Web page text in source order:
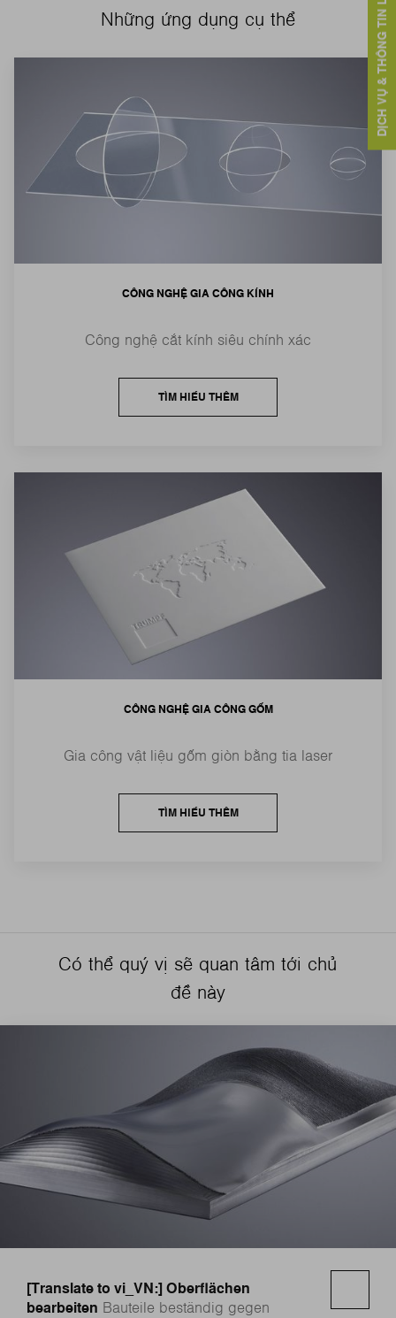
Những ứng dụng cụ thể
CÔNG NGHỆ GIA CÔNG KÍNH
Công nghệ cắt kính siêu chính xác
TÌM HIỂU THÊM
CÔNG NGHỆ GIA CÔNG GỐM
Gia công vật liệu gốm giòn bằng tia laser
TÌM HIỂU THÊM
Có thể quý vị sẽ quan tâm tới chủ
đề này
[Translate to vi_VN:] Oberflächen
bearbeiten Bauteile beständig gegen
DỊCH VỤ & THÔNG TIN LIÊN HỆ